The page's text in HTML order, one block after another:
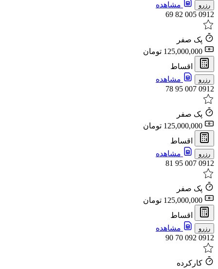
رزرو
مشاهده
0912 005 82 69
پک صفر
اقساط
رزرو
مشاهده
0912 007 95 78
پک صفر
اقساط
رزرو
مشاهده
0912 007 95 81
پک صفر
اقساط
رزرو
مشاهده
0912 092 70 90
کارکرده